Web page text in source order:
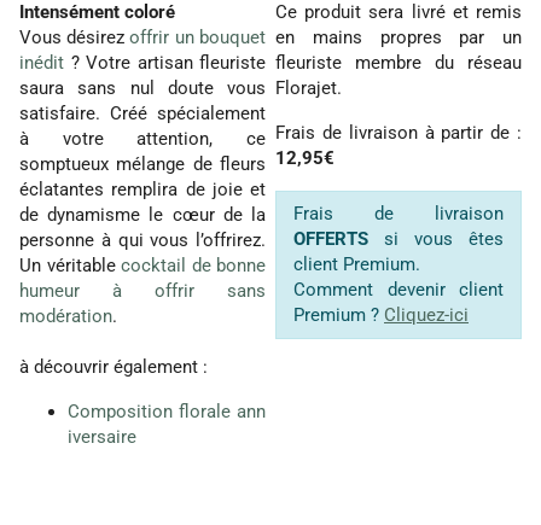
Intensément coloré
Vous désirez offrir un bouquet
inédit ? Votre artisan fleuriste
saura sans nul doute vous
satisfaire. Créé spécialement
à votre attention, ce
somptueux mélange de fleurs
éclatantes remplira de joie et
de dynamisme le cœur de la
personne à qui vous l’offrirez.
Un véritable cocktail de bonne
humeur à offrir sans
modération.
à découvrir également :
Composition florale ann
iversaire
Ce produit sera livré et remis
en mains propres par un
fleuriste membre du réseau
Florajet.
Frais de livraison à partir de :
12,95€
Frais de livraison
OFFERTS si vous êtes
client Premium.
Comment devenir client
Premium ? Cliquez-ici